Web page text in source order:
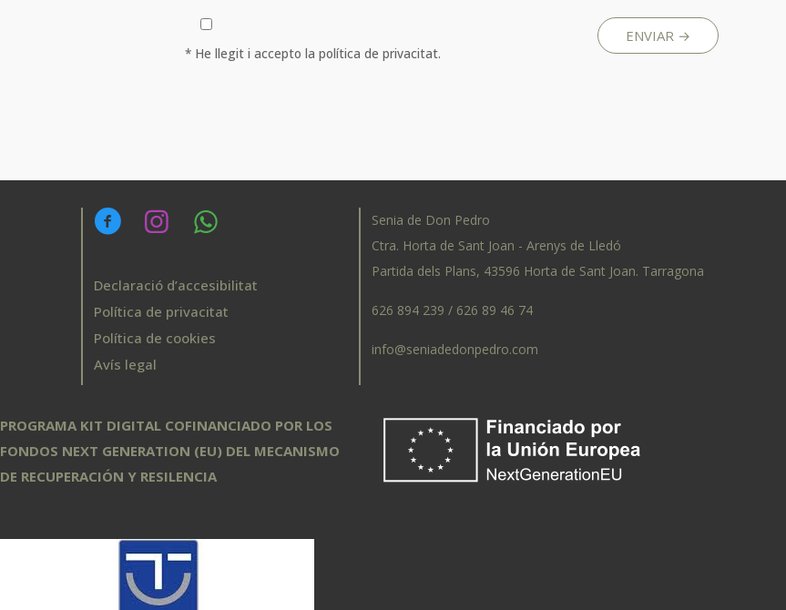
* He llegit i accepto la política de privacitat.
Declaració d’accesibilitat
Política de privacitat
Política de cookies
Avís legal
Senia de Don Pedro
Ctra. Horta de Sant Joan - Arenys de Lledó
Partida dels Plans, 43596 Horta de Sant Joan. Tarragona
626 894 239 / 626 89 46 74
info@seniadedonpedro.com
PROGRAMA KIT DIGITAL COFINANCIADO POR LOS
FONDOS NEXT GENERATION (EU) DEL MECANISMO
DE RECUPERACIÓN Y RESILENCIA